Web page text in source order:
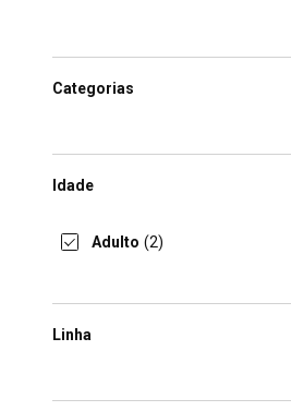
Categorias
Idade
Adulto (2)
Linha